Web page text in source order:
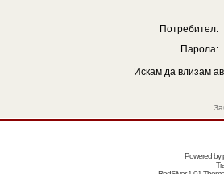
Потребител:
Парола:
Искам да влизам
Powered by